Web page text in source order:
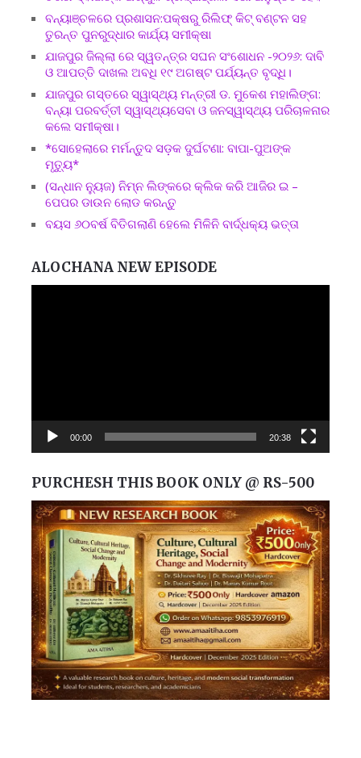
ବନ୍ୟାଞ୍ଚଳରେ ପ୍ରଶାସନ:ପକ୍ଷରୁ ରିଲିଫ୍ କିଟ୍ ବଣ୍ଟନ ସହ
ତୁରନ୍ତ ପୁନରୁଦ୍ଧାର କାର୍ଯ୍ୟ ସମୀକ୍ଷା
ଯାଜପୁର ଜିଲ୍ଲା ରେ ସ୍ୱତନ୍ତ୍ର ସଘନ ସଂଶୋଧନ -୨୦୨୬: ଦାବି
ଓ ଆପତ୍ତି ଦାଖଲ ଅବଧି ୧୯ ଅଗଷ୍ଟ ପର୍ଯ୍ୟନ୍ତ ବୃଦ୍ଧି।
ଯାଜପୁର ଗସ୍ତରେ ସ୍ୱାସ୍ଥ୍ୟ ମନ୍ତ୍ରୀ ଡ. ମୁକେଶ ମହାଲିଙ୍ଗ:
ବନ୍ୟା ପରବର୍ତ୍ତୀ ସ୍ୱାସ୍ଥ୍ୟସେବା ଓ ଜନସ୍ୱାସ୍ଥ୍ୟ ପରିଚାଳନାର
କଲେ ସମୀକ୍ଷା।
*ସୋହେଲାରେ ମର୍ମନ୍ତୁଦ ସଡ଼କ ଦୁର୍ଘଟଣା: ବାପା-ପୁଅଙ୍କ
ମୃତ୍ୟୁ*
(ସନ୍ଧାନ ନ୍ୟୁଜ) ନିମ୍ନ ଲିଙ୍କରେ କ୍ଲିକ କରି ଆଜିର ଇ –
ପେପର ଡାଉନ ଲୋଡ କରନ୍ତୁ
ବୟସ ୬୦ବର୍ଷ ବିତିଗଲାଣି ହେଲେ ମିଳିନି ବାର୍ଦ୍ଧକ୍ୟ ଭତ୍ତା
ALOCHANA NEW EPISODE
00:00 20:38
PURCHESH THIS BOOK ONLY @ RS-500